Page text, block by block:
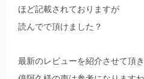
ほど記載されておりますが
読んでで頂けました？
最新のレビューを紹介させて頂き